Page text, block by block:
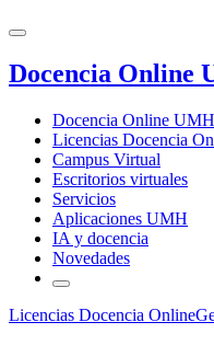
Docencia Online
Docencia Online UMH
Licencias Docencia
Campus Virtual
Escritorios virtuales
Servicios
Aplicaciones UMH
IA y docencia
Novedades
Licencias Docencia Online